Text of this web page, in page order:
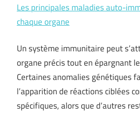
Les principales maladies auto-
chaque organe
Un système immunitaire peut
organe précis tout en épargnant
Certaines anomalies génétiques
l’apparition de réactions ciblées
spécifiques, alors que d’autres